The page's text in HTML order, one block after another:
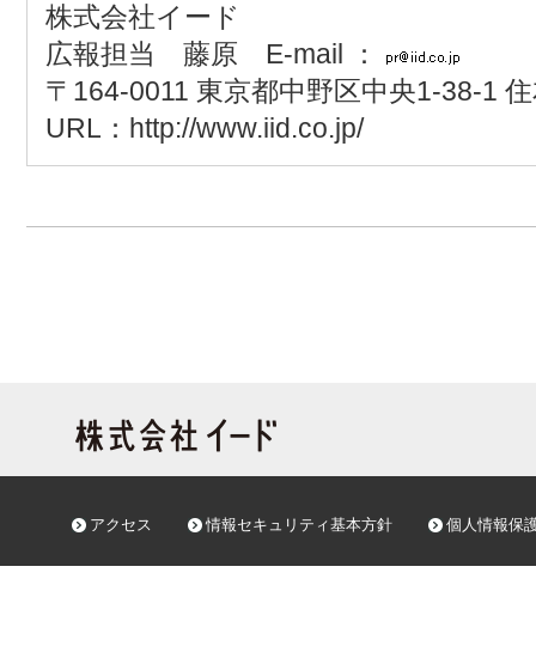
株式会社イード
広報担当 藤原 E-mail ：
〒164-0011 東京都中野区中央1-38-1
URL：http://www.iid.co.jp/
アクセス 情報セキュリティ基本方針 個人情報保